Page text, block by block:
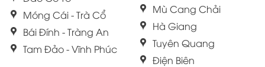
Móng Cái - Trà Cổ
Bái Đính - Tràng An
Tam Đảo - Vĩnh Phúc
Mù Cang Chải
Hà Giang
Tuyên Quang
Điện Biên